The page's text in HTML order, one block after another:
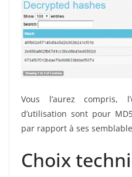
Vous l’aurez compris,
d’utilisation sont pour
par rapport à ses
Choix